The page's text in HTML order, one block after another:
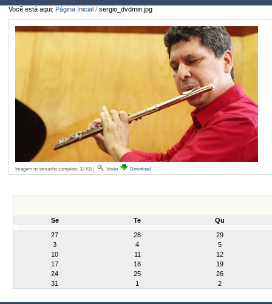
Você está aqui: Página Inicial / sergio_dvdmin.jpg
Imagem no tamanho completo: 32 KB| Visão Download
Se Te
Qu
27
28
29
3
4
5
10
11
12
17
18
19
24
25
26
31
1 2